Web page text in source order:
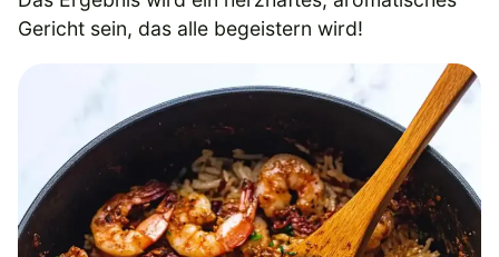
Gericht sein, das alle begeistern wird!